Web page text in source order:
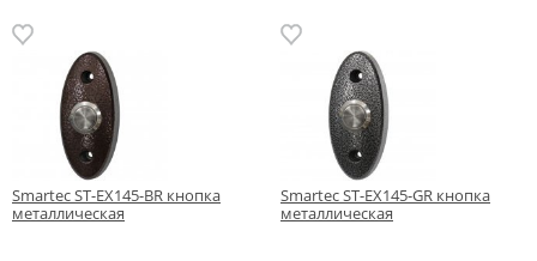
Smartec ST-EX145-BR кнопка
металлическая
Smartec ST-EX145-GR кнопка
металлическая